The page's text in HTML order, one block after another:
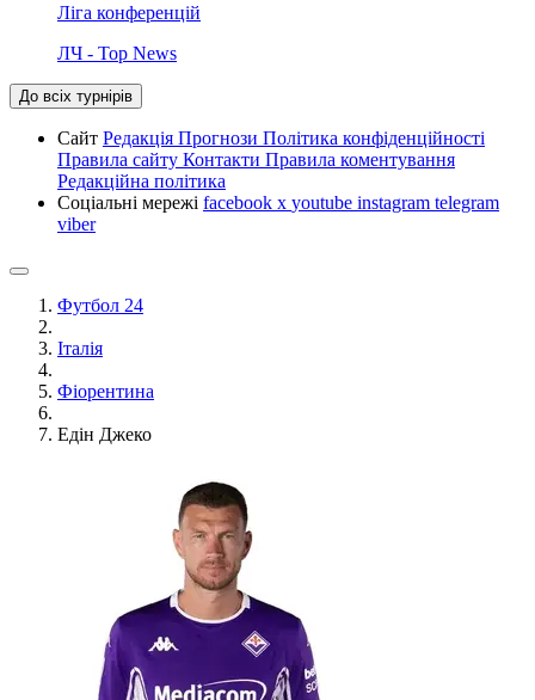
Ліга конференцій
ЛЧ - Top News
До всіх турнірів
Сайт Редакція Прогнози Політика конфіденційності
Правила сайту Контакти Правила коментування
Редакційна політика
Соціальні мережі facebook x youtube instagram telegram
viber
Футбол 24
Італія
Фіорентина
Едін Джеко